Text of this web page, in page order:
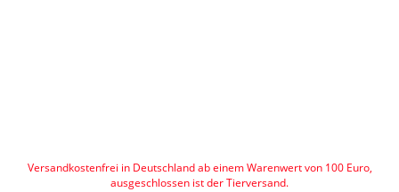
Versandkostenfrei in Deutschland ab einem Warenwert von 100 Euro,
ausgeschlossen ist der Tierversand.